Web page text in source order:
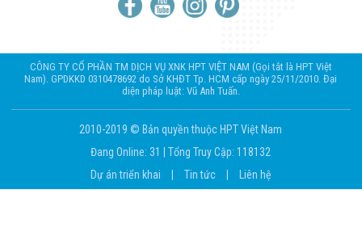
CÔNG TY CỔ PHẦN TM DỊCH VỤ XNK HPT VIỆT NAM (Gọi tắt là HPT Việt
Nam). GPDKKD 0310478692 do Sở KHĐT Tp. HCM cấp ngày 25/11/2010. Đại
diện pháp luật: Vũ Anh Tuấn.
2010-2019 © Bản quyền thuộc HPT Việt Nam
Đang Online: 31
|Tổng Truy Cập: 118132
Dự án triển khai
Tin tức Liên hệ